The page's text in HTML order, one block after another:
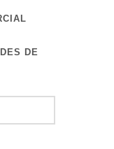
DE